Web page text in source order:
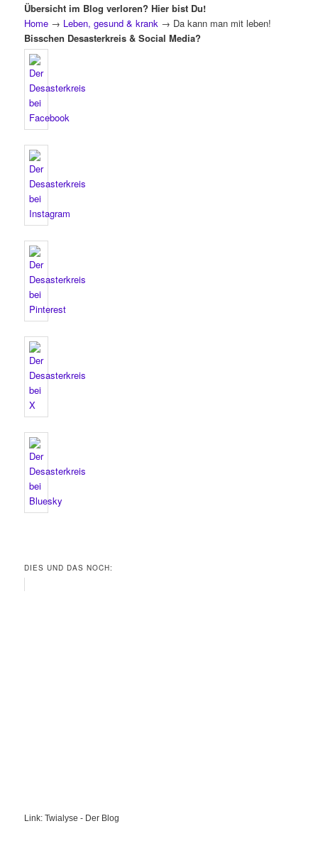
Übersicht im Blog verloren? Hier bist Du!
Home → Leben, gesund & krank → Da kann man mit leben!
Bisschen Desasterkreis & Social Media?
DIES UND DAS NOCH:
Link: Twialyse - Der Blog